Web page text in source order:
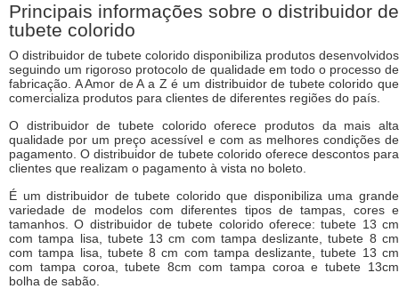
Principais informações sobre o distribuidor de
tubete colorido
O distribuidor de tubete colorido disponibiliza produtos desenvolvidos
seguindo um rigoroso protocolo de qualidade em todo o processo de
fabricação. A Amor de A a Z é um distribuidor de tubete colorido que
comercializa produtos para clientes de diferentes regiões do país.
O distribuidor de tubete colorido oferece produtos da mais alta
qualidade por um preço acessível e com as melhores condições de
pagamento. O distribuidor de tubete colorido oferece descontos para
clientes que realizam o pagamento à vista no boleto.
É um distribuidor de tubete colorido que disponibiliza uma grande
variedade de modelos com diferentes tipos de tampas, cores e
tamanhos. O distribuidor de tubete colorido oferece: tubete 13 cm
com tampa lisa, tubete 13 cm com tampa deslizante, tubete 8 cm
com tampa lisa, tubete 8 cm com tampa deslizante, tubete 13 cm
com tampa coroa, tubete 8cm com tampa coroa e tubete 13cm
bolha de sabão.